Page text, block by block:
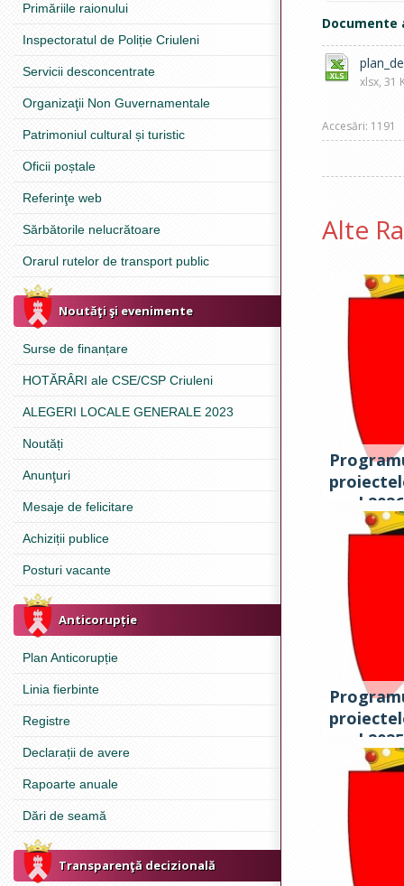
Primăriile raionului
Inspectoratul de Poliție Criuleni
Servicii desconcentrate
Organizaţii Non Guvernamentale
Patrimoniul cultural și turistic
Oficii poștale
Referinţe web
Sărbătorile nelucrătoare
Orarul rutelor de transport public
Noutăţi şi evenimente
Surse de finanțare
HOTĂRÂRI ale CSE/CSP Criuleni
ALEGERI LOCALE GENERALE 2023
Noutăți
Anunţuri
Mesaje de felicitare
Achiziții publice
Posturi vacante
Anticorupție
Plan Anticorupție
Linia fierbinte
Registre
Declarații de avere
Rapoarte anuale
Dări de seamă
Transparenţă decizională
Documente
xlsx, 31
Accesări: 1191
Alte
anul 2026
anul 2025